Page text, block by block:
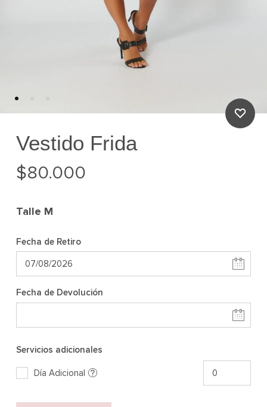
Vestido Frida
$80.000
Talle M
Fecha de Retiro
Fecha de Devolución
Servicios adicionales
Día Adicional